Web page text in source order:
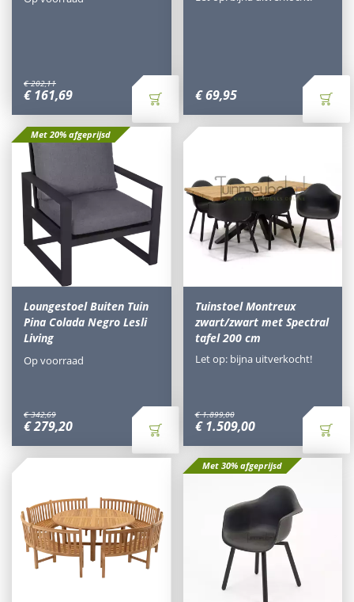
€ 202,11
€ 161,69 € 69,95
Met 20% afgeprijsd
Loungestoel Buiten Tuin
Pina Colada Negro Lesli
Living
€ 342,69
€279,20
Op voorraad
Tuinstoel Montreux
zwart/zwart met Spectral
tafel 200 cm
€ 1.899,00
€ 1.509,00
Let op: bijna uitverkocht!
Met 30% afgeprijsd